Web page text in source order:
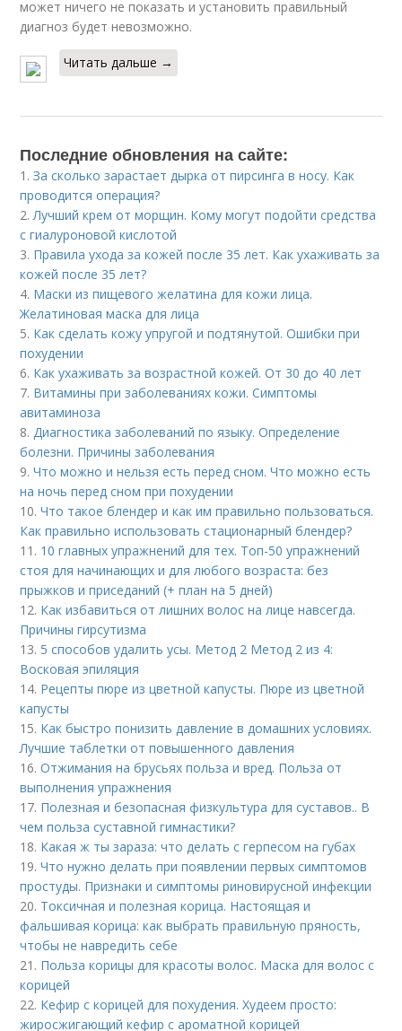
может ничего не показать и установить правильный
диагноз будет невозможно.
Читать дальше →
Последние обновления на сайте:
1.За сколько зарастает дырка от пирсинга в носу. Как
проводится операция?
2.Лучший крем от морщин. Кому могут подойти средства
с гиалуроновой кислотой
3. Правила ухода за кожей после 35 лет. Как ухаживать за
кожей после 35 лет?
4. Маски из пищевого желатина для кожи лица.
Желатиновая маска для лица
5. Как сделать кожу упругой и подтянутой. Ошибки при
похудении
6. Как ухаживать за возрастной кожей. От 30 до 40 лет
7. Витамины при заболеваниях кожи. Симптомы
авитаминоза
8.Диагностика заболеваний по языку. Определение
болезни. Причины заболевания
9.Что можно и нельзя есть перед сном. Что можно есть
на ночь перед сном при похудении
10.Что такое блендер и как им правильно пользоваться.
Как правильно использовать стационарный блендер?
11. 10 главных упражнений для тех. Топ-50 упражнений
стоя для начинающих и для любого возраста: без
прыжков и приседаний (+ план на 5 дней)
12. Как избавиться от лишних волос на лице навсегда.
Причины гирсутизма
13. 5 способов удалить усы. Метод 2 Метод 2 из 4:
Восковая эпиляция
14. Рецепты пюре из цветной капусты. Пюре из цветной
капусты
15. Как быстро понизить давление в домашних условиях.
Лучшие таблетки от повышенного давления
16.Отжимания на брусьях польза и вред. Польза от
выполнения упражнения
17. Полезная и безопасная физкультура для суставов.. В
чем польза суставной гимнастики?
18. Какая ж ты зараза: что делать с герпесом на губах
19.Что нужно делать при появлении первых симптомов
простуды. Признаки и симптомы риновирусной инфекции
20. Токсичная и полезная корица. Настоящая и
фальшивая корица: как выбрать правильную пряность,
чтобы не навредить себе
21. Польза корицы для красоты волос. Маска для волос с
корицей
22. Кефир с корицей для похудения. Худеем просто:
жиросжигающий кефир с ароматной корицей